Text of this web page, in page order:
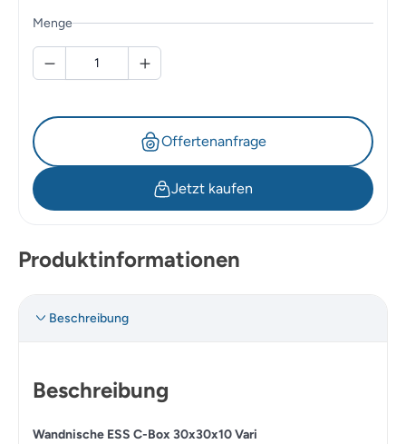
Menge
Offertenanfrage
Jetzt kaufen
Produktinformationen
Beschreibung
Beschreibung
Wandnische ESS C-Box 30x30x10 Vari